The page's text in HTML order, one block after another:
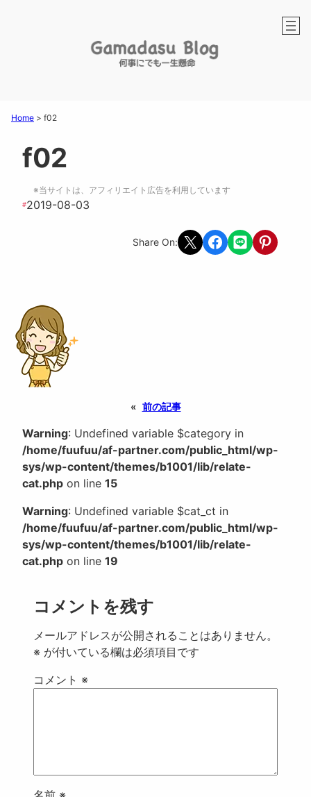
Home > f02
f02
※当サイトは、アフィリエイト広告を利用しています
#2019-08-03
Share On: Share on X Share on Facebook
Share on LINEShare on
« 前の記事
Warning: Undefined variable $category in
/home/fuufuu/af-partner.com/public_html/wp-
sys/wp-content/themes/b1001/lib/relate-
cat.php on line 15
Warning: Undefined variable $cat_ct in
/home/fuufuu/af-partner.com/public_html/wp-
sys/wp-content/themes/b1001/lib/relate-
cat.php on line 19
コメントを残す
メールアドレスが公開されることはありません。
※ が付いている欄は必須項目です
コメント ※